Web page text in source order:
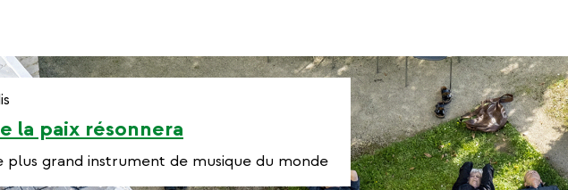
la paix résonnera
grand instrument de musique du monde